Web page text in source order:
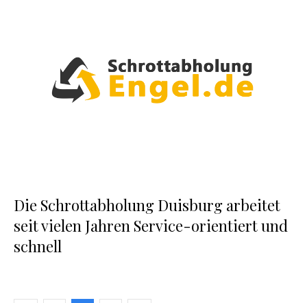
Die Schrottabholung Duisburg arbeitet
seit vielen Jahren Service-orientiert und
schnell